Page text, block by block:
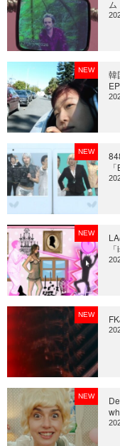
NEW
韓
NEW
NEW
NEW
NEW